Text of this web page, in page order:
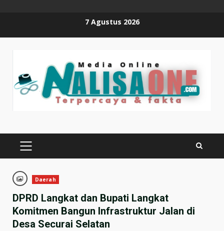
7 Agustus 2026
PRIMARY
Daerah
DPRD Langkat dan Bupati Langkat
Komitmen Bangun Infrastruktur Jalan di
Desa Securai Selatan